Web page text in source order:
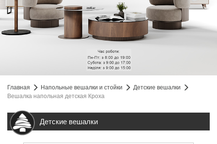
Главная Напольные вешалки и стойки
Детские вешалки
Вешалка напольная детская Кроха
Детские вешалки